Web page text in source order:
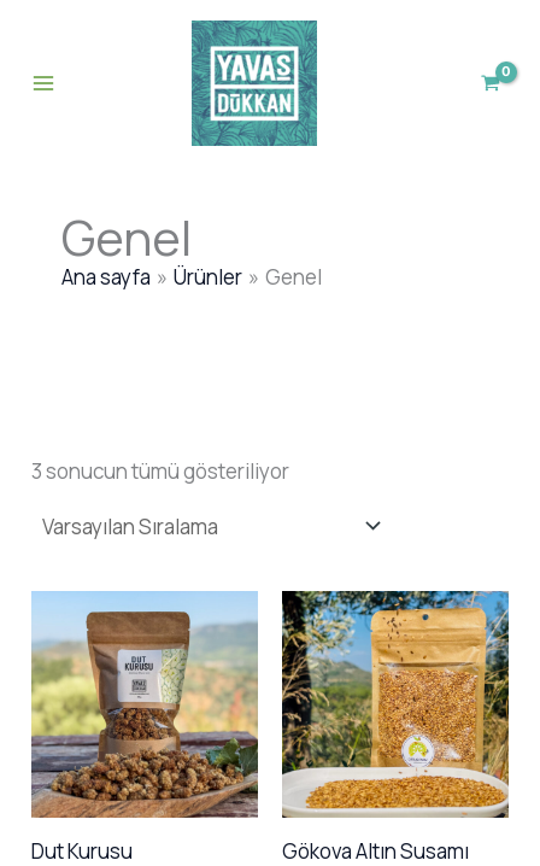
Genel
Ana sayfa Ürünler Genel
3 sonucun tümü gösteriliyor
Dut Kurusu Gökova Altın Susamı